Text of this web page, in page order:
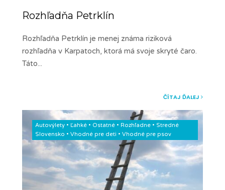
Rozhľadňa Petrklín
Rozhľadňa Petrklín je menej známa riziková
rozhľadňa v Karpatoch, ktorá má svoje skryté čaro.
Táto...
ČÍTAJ ĎALEJ
Autovýlety • Ľahké • Ostatné • Rozhľadne • Stredné
Slovensko • Vhodné pre deti • Vhodné pre psov